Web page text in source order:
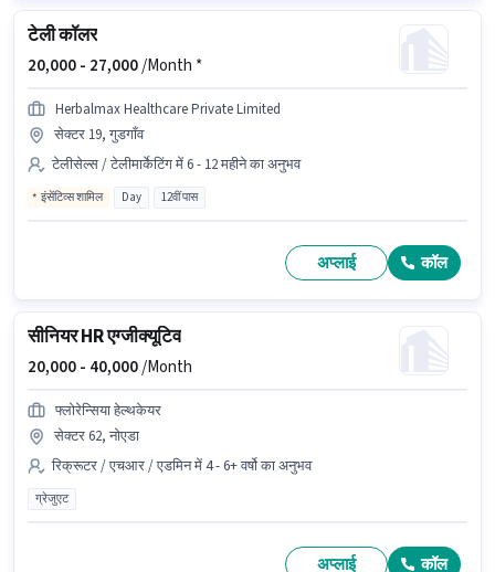
टेली कॉलर
20,000 - 27,000/Month *
Herbalmax Healthcare Private Limited
सेक्टर 19, गुडगाँव
टेलीसेल्स / टेलीमार्केटिंग में 6 - 12 महीने का अनुभव
इंसेंटिव्स शामिल Day 12वीं पास
अप्लाई कॉल
सीनियर HR एग्जीक्यूटिव
20,000 - 40,000/Month
फ्लोरेन्सिया हेल्थकेयर
सेक्टर 62, नोएडा
रिक्रूटर / एचआर / एडमिन में 4 - 6+ वर्षो का अनुभव
ग्रेजुएट
अप्लाई कॉल